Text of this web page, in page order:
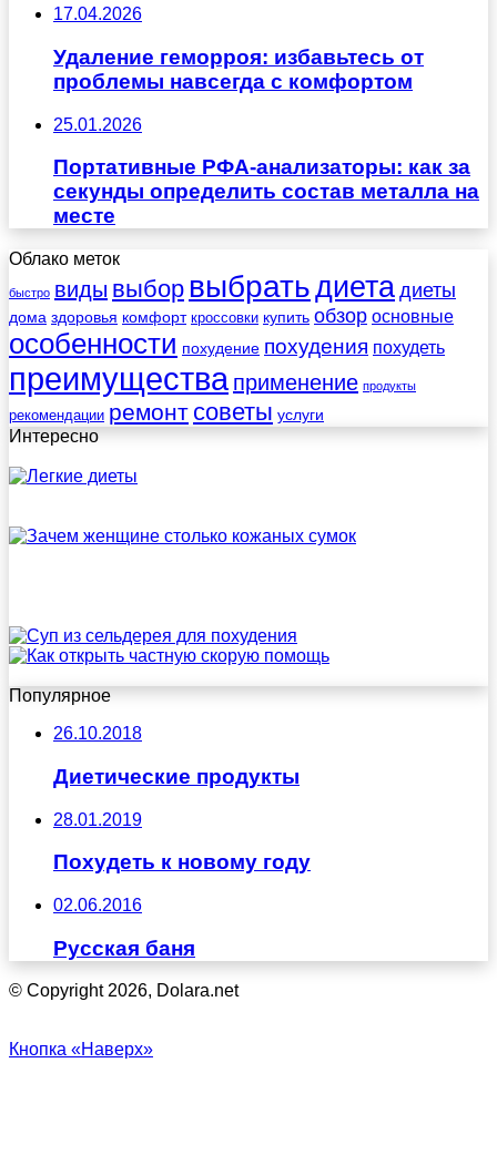
17.04.2026
Удаление геморроя: избавьтесь от
проблемы навсегда с комфортом
25.01.2026
Портативные РФА-анализаторы: как за
секунды определить состав металла на
месте
Облако меток
быстро виды выбор выбратьдиета диеты
дома здоровья комфорт кроссовки купить обзор основные
особенности похудение похудения похудеть
преимущества применение продукты
рекомендации ремонт советы услуги
Интересно
Популярное
26.10.2018
Диетические продукты
28.01.2019
Похудеть к новому году
02.06.2016
Русская баня
© Copyright 2026, Dolara.net
Кнопка «Наверх»